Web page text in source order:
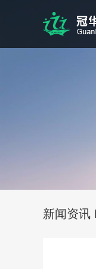
新闻资讯